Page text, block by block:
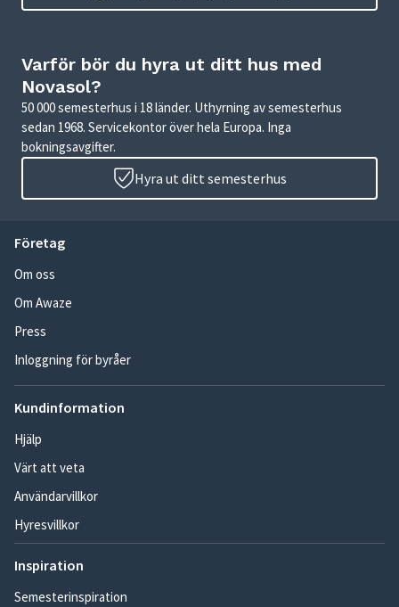
Varför bör du hyra ut ditt hus med
Novasol?
50 000 semesterhus i 18 länder. Uthyrning av semesterhus
sedan 1968. Servicekontor över hela Europa. Inga
bokningsavgifter.
Hyra ut ditt semesterhus
Företag
Om oss
Om Awaze
Press
Inloggning för byråer
Kundinformation
Hjälp
Värt att veta
Användarvillkor
Hyresvillkor
Inspiration
Semesterinspiration